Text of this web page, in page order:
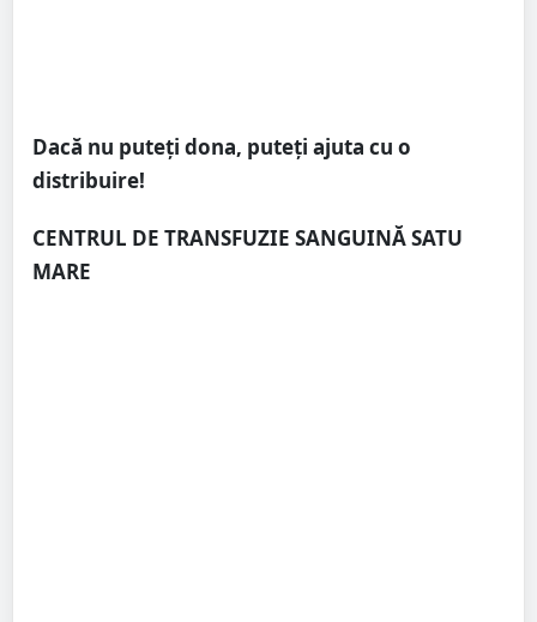
Dacă nu puteți dona, puteți ajuta cu o
distribuire!
CENTRUL DE TRANSFUZIE SANGUINĂ SATU
MARE